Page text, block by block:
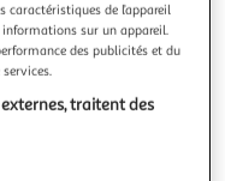
de l’appareil
informations sur un appareil.
des publicités et du
traitent des